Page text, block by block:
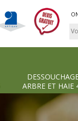
ARBRE ET HAIE